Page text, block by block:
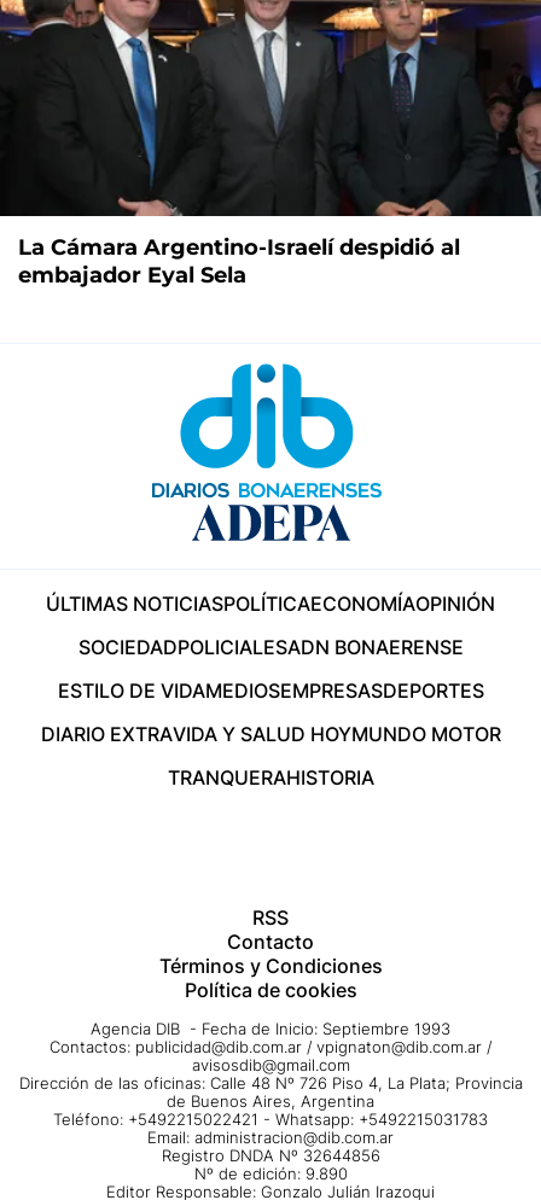
La Cámara Argentino-Israelí despidió al
embajador Eyal Sela
ÚLTIMAS NOTICIASPOLÍTICAECONOMÍAOPINIÓN
SOCIEDADPOLICIALESADN BONAERENSE
ESTILO DE VIDAMEDIOSEMPRESASDEPORTES
DIARIO EXTRAVIDA Y SALUD HOYMUNDO MOTOR
TRANQUERAHISTORIA
RSS
Contacto
Términos y Condiciones
Política de cookies
Agencia DIB - Fecha de Inicio: Septiembre 1993
Contactos: publicidad@dib.com.ar / vpignaton@dib.com.ar /
avisosdib@gmail.com
Dirección de las oficinas: Calle 48 Nº 726 Piso 4, La Plata; Provincia
de Buenos Aires, Argentina
Teléfono: +5492215022421 - Whatsapp: +5492215031783
Email: administracion@dib.com.ar
Registro DNDA Nº 32644856
Nº de edición: 9.890
Editor Responsable: Gonzalo Julián Irazoqui